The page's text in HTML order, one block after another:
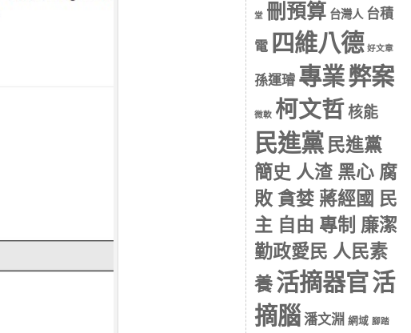
堂 刪預算 台灣人 台積
電 四維八德 好文章
孫運璿 專業弊案
微軟 柯文哲 核能
民進黨 民進黨
簡史 人渣 黑心 腐
敗 貪婪 蔣經國 民
主 自由 專制 廉潔
勤政愛民 人民素
養 活摘器官活
摘腦 潘文淵 網域 腳踏